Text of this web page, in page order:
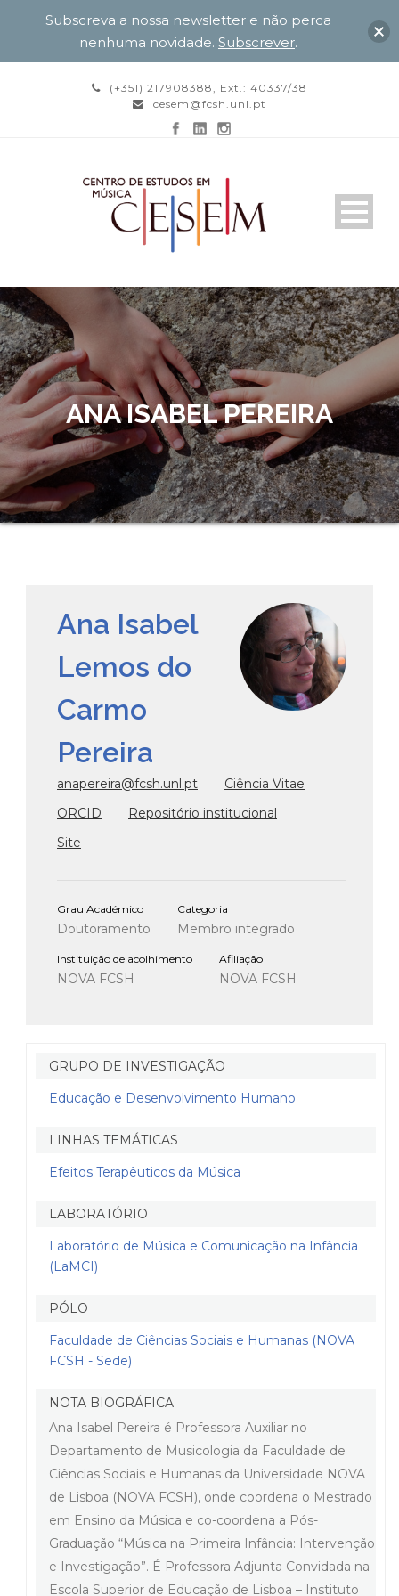
(+351) 217908388, Ext.: 40337/38
cesem@fcsh.unl.pt
ANA ISABEL PEREIRA
Ana Isabel
Lemos do
Carmo
Pereira
anapereira@fcsh.unl.pt
Ciência Vitae
ORCID
Repositório institucional
Site
Grau Académico
Doutoramento
Categoria
Membro integrado
Instituição de acolhimento
NOVA FCSH
Afiliação
NOVA FCSH
GRUPO DE INVESTIGAÇÃO
Educação e Desenvolvimento Humano
LINHAS TEMÁTICAS
Efeitos Terapêuticos da Música
LABORATÓRIO
Laboratório de Música e Comunicação na Infância
(LaMCI)
PÓLO
Faculdade de Ciências Sociais e Humanas (NOVA
FCSH - Sede)
NOTA BIOGRÁFICA
Ana Isabel Pereira é Professora Auxiliar no
Departamento de Musicologia da Faculdade de
Ciências Sociais e Humanas da Universidade NOVA
de Lisboa (NOVA FCSH), onde coordena o Mestrado
em Ensino da Música e co-coordena a Pós-
Graduação “Música na Primeira Infância: Intervenção
e Investigação”. É Professora Adjunta Convidada na
Escola Superior de Educação de Lisboa – Instituto
Subscreva a nossa newsletter e não perca
nenhuma novidade. Subscrever.